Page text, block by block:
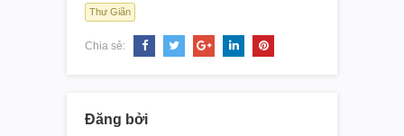
Thư Giãn
Chia sẻ:
Đăng bởi